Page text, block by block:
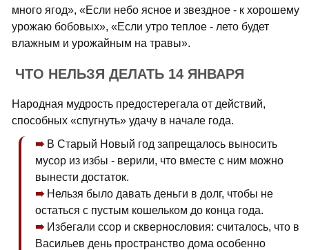
много ягод», «Если небо ясное и звездное - к хорошему
урожаю бобовых», «Если утро теплое - лето будет
влажным и урожайным на травы».
ЧТО НЕЛЬЗЯ ДЕЛАТЬ 14 ЯНВАРЯ
Народная мудрость предостерегала от действий,
способных «спугнуть» удачу в начале года.
В Старый Новый год запрещалось выносить
мусор из избы - верили, что вместе с ним можно
вынести достаток.
Нельзя было давать деньги в долг, чтобы не
остаться с пустым кошельком до конца года.
Избегали ссор и сквернословия: считалось, что в
Васильев день пространство дома особенно